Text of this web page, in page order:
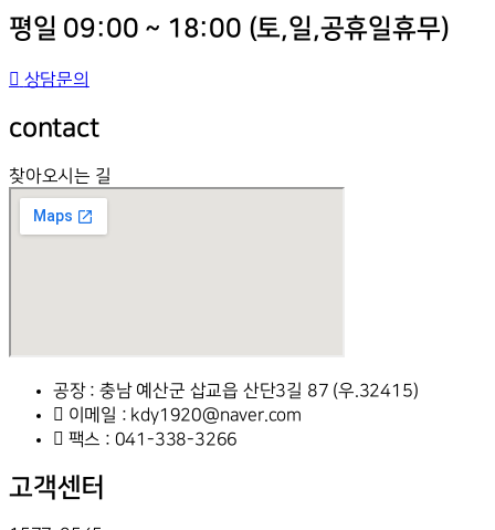
평일 09:00 ~ 18:00 (토,일,공휴일휴무)
상담문의
contact
찾아오시는 길
공장 : 충남 예산군 삽교읍 산단3길 87 (우.32415)
이메일 : kdy1920@naver.com
팩스 : 041-338-3266
고객센터